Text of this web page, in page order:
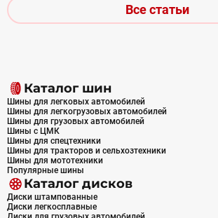
Все статьи
Каталог шин
Шины для легковых автомобилей
Шины для легкогрузовых автомобилей
Шины для грузовых автомобилей
Шины с ЦМК
Шины для спецтехники
Шины для тракторов и сельхозтехники
Шины для мототехники
Популярные шины
Каталог дисков
Диски штампованные
Диски легкосплавные